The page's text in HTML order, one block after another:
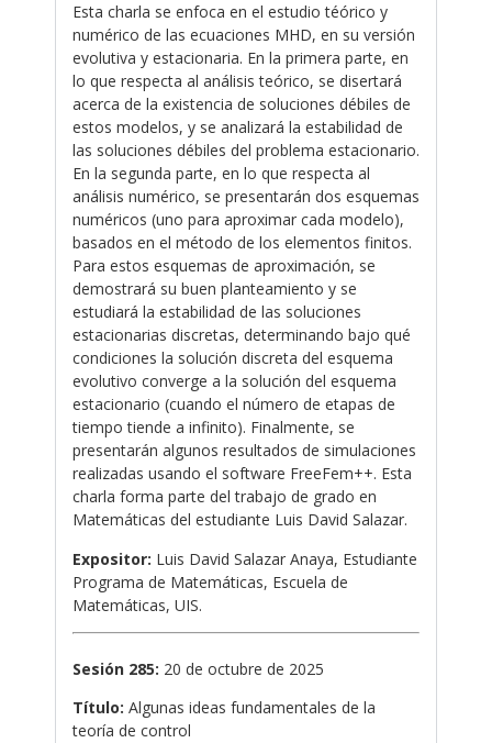
Esta charla se enfoca en el estudio téórico y
numérico de las ecuaciones MHD, en su versión
evolutiva y estacionaria. En la primera parte, en
lo que respecta al análisis teórico, se disertará
acerca de la existencia de soluciones débiles de
estos modelos, y se analizará la estabilidad de
las soluciones débiles del problema estacionario.
En la segunda parte, en lo que respecta al
análisis numérico, se presentarán dos esquemas
numéricos (uno para aproximar cada modelo),
basados en el método de los elementos finitos.
Para estos esquemas de aproximación, se
demostrará su buen planteamiento y se
estudiará la estabilidad de las soluciones
estacionarias discretas, determinando bajo qué
condiciones la solución discreta del esquema
evolutivo converge a la solución del esquema
estacionario (cuando el número de etapas de
tiempo tiende a infinito). Finalmente, se
presentarán algunos resultados de simulaciones
realizadas usando el software FreeFem++. Esta
charla forma parte del trabajo de grado en
Matemáticas del estudiante Luis David Salazar.
Expositor: Luis David Salazar Anaya, Estudiante
Programa de Matemáticas, Escuela de
Matemáticas, UIS.
Sesión 285: 20 de octubre de 2025
Título: Algunas ideas fundamentales de la
teoría de control